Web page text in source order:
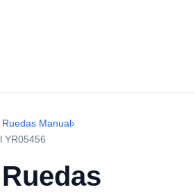
Ruedas Manual›
YR05456